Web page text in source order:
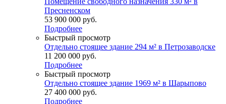
Пресненском
53 900 000 руб.
Подробнее
Быстрый просмотр
Отдельно стоящее здание 294 м² в Петрозаводске
11 200 000 руб.
Подробнее
Быстрый просмотр
Отдельно стоящее здание 1969 м² в Шарыпово
27 400 000 руб.
Подробнее